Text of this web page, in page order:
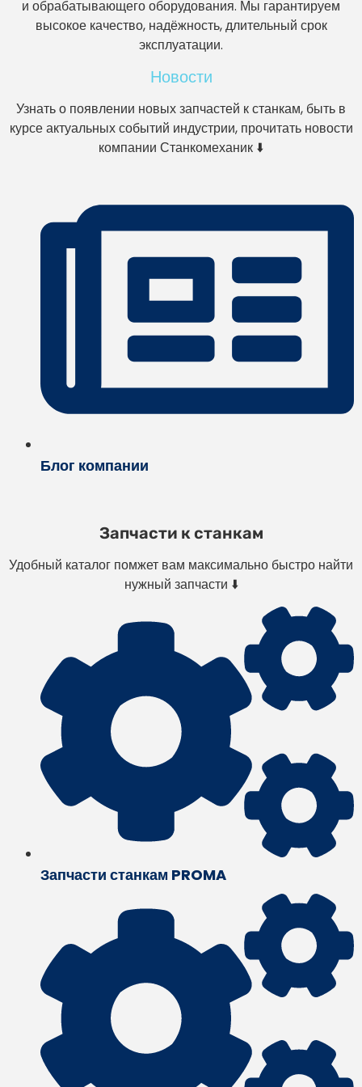
и обрабатывающего оборудования. Мы гарантируем
высокое качество, надёжность, длительный срок
эксплуатации.
Новости
Узнать о появлении новых запчастей к станкам, быть в
курсе актуальных событий индустрии, прочитать новости
компании Станкомеханик ⬇️
Блог компании
Запчасти к станкам
Удобный каталог помжет вам максимально быстро найти
нужный запчасти ⬇️
Запчасти станкам PROMA